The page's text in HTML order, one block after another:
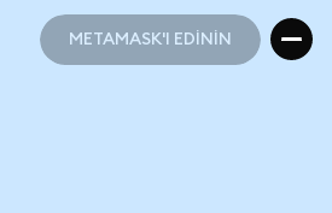
METAMASK'I EDİNİN